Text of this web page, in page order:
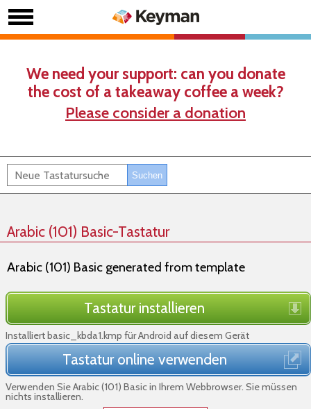
We need your support: can you donate
the cost of a takeaway coffee a week?
Please consider a donation
Arabic (101) Basic-Tastatur
Arabic (101) Basic generated from template
Tastatur installieren
Installiert basic_kbda1.kmp für Android auf diesem Gerät
Tastatur online verwenden
Verwenden Sie Arabic (101) Basic in Ihrem Webbrowser. Sie müssen
nichts installieren.